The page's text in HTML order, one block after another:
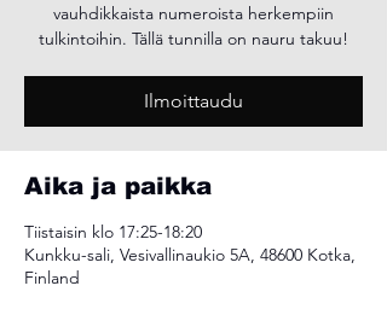
vauhdikkaista numeroista herkempiin
tulkintoihin. Tällä tunnilla on nauru takuu!
Ilmoittaudu
Aika ja paikka
Tiistaisin klo 17:25-18:20
Kunkku-sali, Vesivallinaukio 5A, 48600 Kotka,
Finland